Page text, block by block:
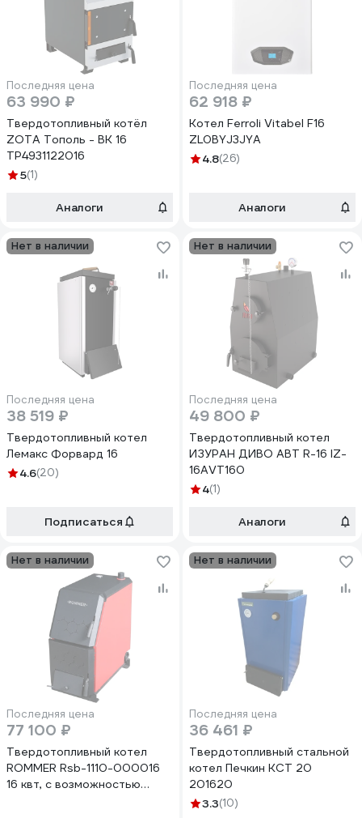
Последняя цена
63 990 ₽
Твердотопливный котёл
ZOTA Тополь - ВК 16
TP4931122016
5(1)
Аналоги
Последняя цена
62 918 ₽
Котел Ferroli Vitabel F16
ZL0BYJ3JYA
4.8(26)
Аналоги
Нет в наличии
Последняя цена
38 519 ₽
Твердотопливный котел
Лемакс Форвард 16
4.6(20)
Подписаться
Нет в наличии
Последняя цена
49 800 ₽
Твердотопливный котел
ИЗУРАН ДИВО АВТ R-16 IZ-
16AVT160
4(1)
Аналоги
Нет в наличии
Последняя цена
77 100 ₽
Твердотопливный котел
ROMMER Rsb-1110-000016
16 квт, с возможностью
Нет в наличии
Последняя цена
36 461 ₽
Твердотопливный стальной
котел Печкин КСТ 20
201620
3.3(10)